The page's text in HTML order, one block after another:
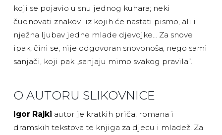
koji se pojavio u snu jednog kuhara; neki
čudnovati znakovi iz kojih će nastati pismo, ali i
nježna ljubav jedne mlade djevojke… Za snove
ipak, čini se, nije odgovoran snovonoša, nego sami
sanjači, koji pak „sanjaju mimo svakog pravila”.
O AUTORU SLIKOVNICE
Igor Rajki autor je kratkih priča, romana i
dramskih tekstova te knjiga za djecu i mladež. Za